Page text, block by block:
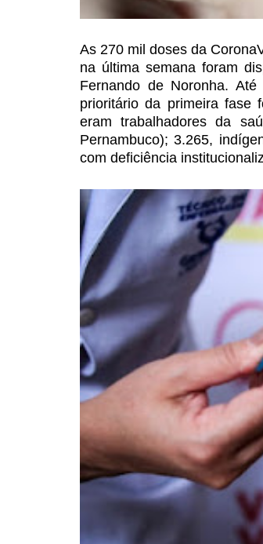
As 270 mil doses da
na última semana foram
Fernando de Noronha.
prioritário da primeira fase
eram trabalhadores da
Pernambuco); 3.265,
com deficiência